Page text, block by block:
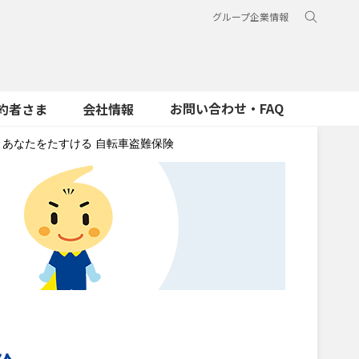
グループ企業情報
者さま 会社情報 お問い合わせ・FAQ
あなたをたすける 自転車盗難保険